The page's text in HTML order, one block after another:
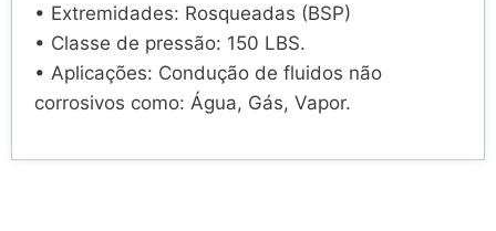
• Extremidades: Rosqueadas (BSP)
• Classe de pressão: 150 LBS.
• Aplicações: Condução de fluidos não
corrosivos como: Água, Gás, Vapor.